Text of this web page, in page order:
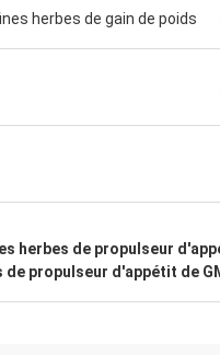
herbes de gain de poids
herbes de propulseur
de propulseur d'appétit de